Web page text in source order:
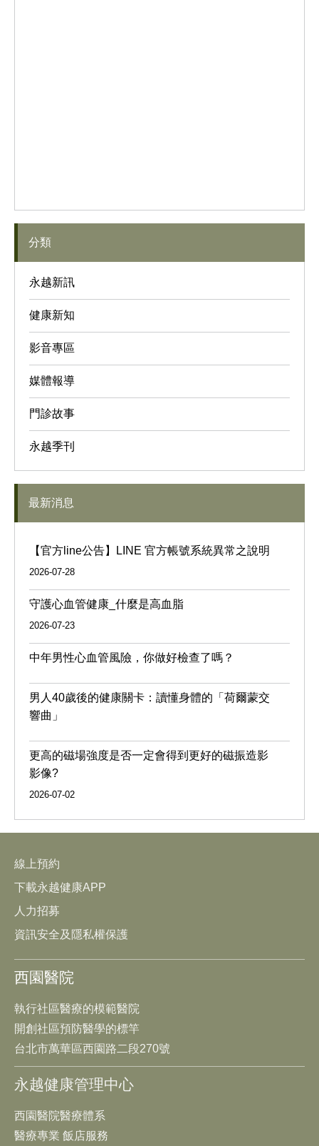
分類
永越新訊
健康新知
影音專區
媒體報導
門診故事
永越季刊
最新消息
【官方line公告】LINE 官方帳號系統異常之說明
2026-07-28
守護心血管健康_什麼是高血脂
2026-07-23
中年男性心血管風險，你做好檢查了嗎？
男人40歲後的健康關卡：讀懂身體的「荷爾蒙交
響曲」
更高的磁場強度是否一定會得到更好的磁振造影
影像?
2026-07-02
線上預約
下載永越健康APP
人力招募
資訊安全及隱私權保護
西園醫院
執行社區醫療的模範醫院
開創社區預防醫學的標竿
台北市萬華區西園路二段270號
永越健康管理中心
西園醫院醫療體系
醫療專業 飯店服務